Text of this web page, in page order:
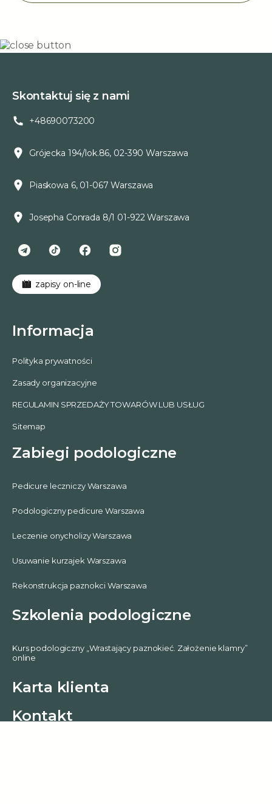
Informacja
Polityka prywatności
Zasady organizacyjne
REGULAMIN SPRZEDAŻY TOWARÓW LUB USŁUG
Sitemap
Zabiegi podologiczne
Pedicure leczniczy Warszawa
Podologiczny pedicure Warszawa
Leczenie onycholizy Warszawa
Usuwanie kurzajek Warszawa
Rekonstrukcja paznokci Warszawa
Szkolenia podologiczne
Kurs podologiczny „Wrastający paznokieć. Założenie klamry”
online
Karta klienta
Kontakt
Skontaktuj się z nami
+48690073200
Grójecka 194/lok.86, 02-390 Warszawa
Piaskowa 6, 01-067 Warszawa
Josepha Conrada 8/1 01-922 Warszawa
zapisy on-line